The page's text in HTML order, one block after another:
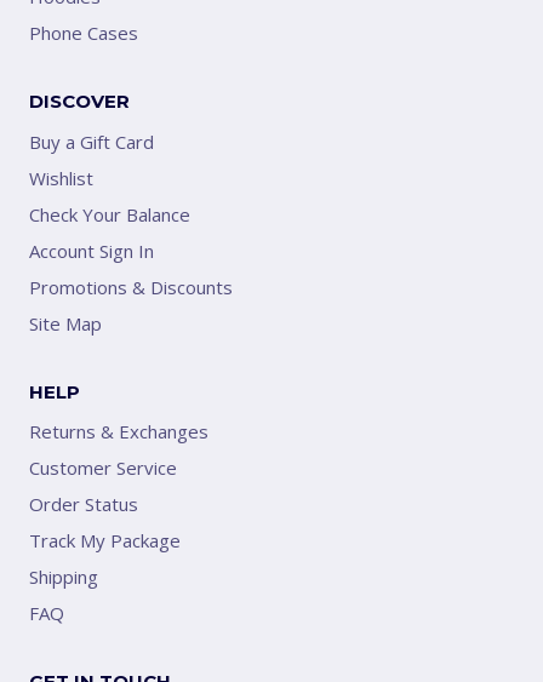
Phone Cases
DISCOVER
Buy a Gift Card
Wishlist
Check Your Balance
Account Sign In
Promotions & Discounts
Site Map
HELP
Returns & Exchanges
Customer Service
Order Status
Track My Package
Shipping
FAQ